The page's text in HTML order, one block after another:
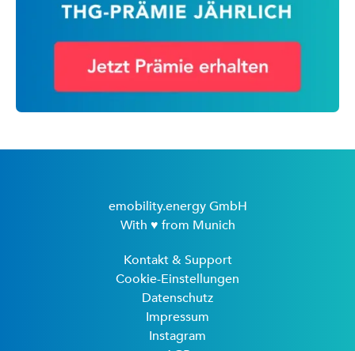
emobility.energy GmbH
With ♥ from Munich
Kontakt & Support
Cookie-Einstellungen
Datenschutz
Impressum
Instagram